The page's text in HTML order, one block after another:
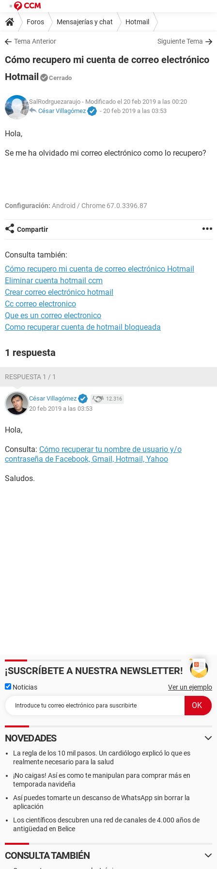
Foros Mensajerías y chat Hotmail
Tema Anterior Siguiente Tema
Cómo recupero mi cuenta de correo electrónico
Hotmail
Cerrado
SalRodrguezaraujo - Modificado el 20 feb 2019 a las 00:20
César Villagómez
- 20 feb 2019 a las 03:53
Hola,
Se me ha olvidado mi correo electrónico como lo recupero?
Configuración: Android / Chrome 67.0.3396.87
Compartir
Consulta también:
Cómo recupero mi cuenta de correo electrónico Hotmail
Eliminar cuenta hotmail ccm
Crear correo electrónico hotmail
Cc correo electronico
Que es un correo electronico
Como recuperar cuenta de hotmail bloqueada
1 respuesta
RESPUESTA 1 / 1
César Villagómez 12.316
20 feb 2019 a las 03:53
Hola,
Consulta: Cómo recuperar tu nombre de usuario y/o
contraseña de Facebook, Gmail, Hotmail, Yahoo
Saludos.
¡SUSCRÍBETE A NUESTRA NEWSLETTER!
Noticias Ver un ejemplo
NOVEDADES
La regla de los 10 mil pasos. Un cardiólogo explicó lo que es
realmente necesario para la salud
¡No caigas! Así es como te manipulan para comprar más en
temporada navideña
Así puedes tomarte un descanso de WhatsApp sin borrar la
aplicación
Los científicos descubren una red de canales de 4.000 años de
antigüedad en Belice
CONSULTA TAMBIÉN